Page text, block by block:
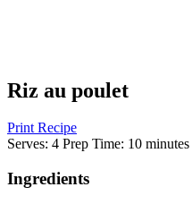
Riz au poulet
Print Recipe
Serves: 4 Prep Time: 10 minutes
Ingredients